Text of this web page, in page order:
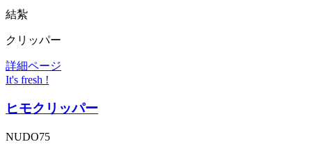
結紮
クリッパー
詳細ページ
It's fresh !
ヒモクリッパー
NUDO75